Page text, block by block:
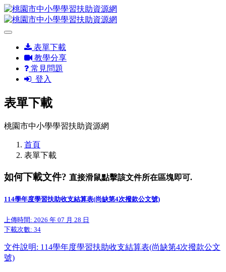
表單下載
教學分享
常見問題
登入
表單下載
桃園市中小學學習扶助資源網
首頁
表單下載
如何下載文件? 直接滑鼠點擊該文件所在區塊即可.
114學年度學習扶助收支結算表(尚缺第4次撥款公文號)
上傳時間: 2026 年 07 月 28 日
下載次數: 34
文件說明: 114學年度學習扶助收支結算表(尚缺第4次撥款公文
號)